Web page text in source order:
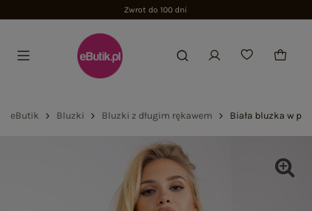
Zwrot do 100 dni
eButik Bluzki Bluzki z długim rękawem Biała bluzka w